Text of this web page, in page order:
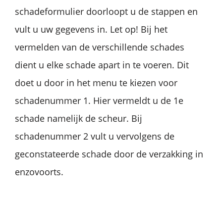
schadeformulier doorloopt u de stappen en
vult u uw gegevens in. Let op! Bij het
vermelden van de verschillende schades
dient u elke schade apart in te voeren. Dit
doet u door in het menu te kiezen voor
schadenummer 1. Hier vermeldt u de 1e
schade namelijk de scheur. Bij
schadenummer 2 vult u vervolgens de
geconstateerde schade door de verzakking in
enzovoorts.